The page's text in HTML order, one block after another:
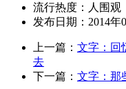
流行热度： 人围观
发布日期：2014年
上一篇： 文字：回
去
下一篇： 文字：那